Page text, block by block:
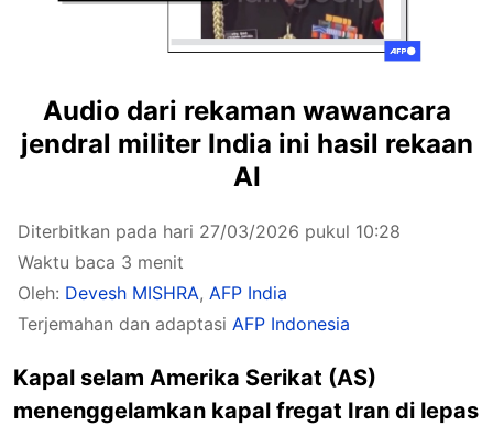
Audio dari rekaman wawancara
jendral militer India ini hasil rekaan
AI
Diterbitkan pada hari 27/03/2026 pukul 10:28
Waktu baca 3 menit
Oleh: Devesh MISHRA, AFP India
Terjemahan dan adaptasi AFP Indonesia
Kapal selam Amerika Serikat (AS)
menenggelamkan kapal fregat Iran di lepas